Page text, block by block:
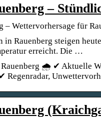
–
– Wettervorhersage für
in Rauenberg steigen
erreicht. Die …
🌧️ ✔ Aktuelle
Regenradar,